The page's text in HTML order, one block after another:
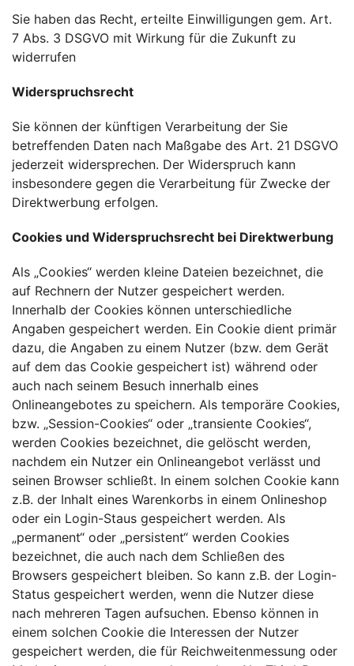
Sie haben das Recht, erteilte Einwilligungen gem. Art.
7 Abs. 3 DSGVO mit Wirkung für die Zukunft zu
widerrufen
Widerspruchsrecht
Sie können der künftigen Verarbeitung der Sie
betreffenden Daten nach Maßgabe des Art. 21 DSGVO
jederzeit widersprechen. Der Widerspruch kann
insbesondere gegen die Verarbeitung für Zwecke der
Direktwerbung erfolgen.
Cookies und Widerspruchsrecht bei Direktwerbung
Als „Cookies“ werden kleine Dateien bezeichnet, die
auf Rechnern der Nutzer gespeichert werden.
Innerhalb der Cookies können unterschiedliche
Angaben gespeichert werden. Ein Cookie dient primär
dazu, die Angaben zu einem Nutzer (bzw. dem Gerät
auf dem das Cookie gespeichert ist) während oder
auch nach seinem Besuch innerhalb eines
Onlineangebotes zu speichern. Als temporäre Cookies,
bzw. „Session-Cookies“ oder „transiente Cookies“,
werden Cookies bezeichnet, die gelöscht werden,
nachdem ein Nutzer ein Onlineangebot verlässt und
seinen Browser schließt. In einem solchen Cookie kann
z.B. der Inhalt eines Warenkorbs in einem Onlineshop
oder ein Login-Staus gespeichert werden. Als
„permanent“ oder „persistent“ werden Cookies
bezeichnet, die auch nach dem Schließen des
Browsers gespeichert bleiben. So kann z.B. der Login-
Status gespeichert werden, wenn die Nutzer diese
nach mehreren Tagen aufsuchen. Ebenso können in
einem solchen Cookie die Interessen der Nutzer
gespeichert werden, die für Reichweitenmessung oder